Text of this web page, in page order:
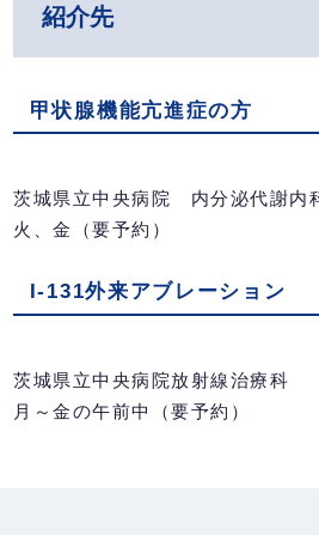
紹介先
甲状腺機能亢進症の方
茨城県立中央病院 内分泌代謝内
火、金（要予約）
I-131外来アブレーション
茨城県立中央病院放射線治療科
月～金の午前中（要予約）